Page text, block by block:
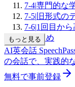
7-4|専門的な
7-5| 旧形式の
7-6|1回目か
8 |まとめ
もっと見る
AI英会話
の会話で、実践的
無料で事前登録